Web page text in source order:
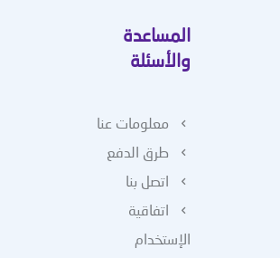
المساعدة
والأسئلة
معلومات عنا
طرق الدفع
اتصل بنا
اتفاقية
الإستخدام